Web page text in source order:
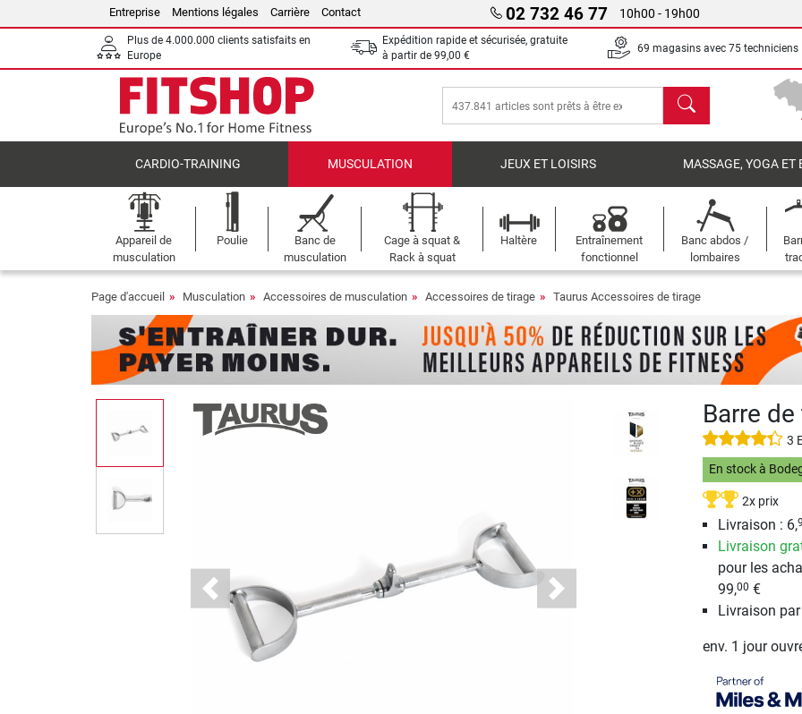
Entreprise Mentions légales Carrière Contact 02 732 46 77 10h00 - 19h00
Plus de 4.000.000 clients satisfaits en
Europe
Expédition rapide et sécurisée, gratuite
à partir de 99,00 €
69 magasins avec 75 techniciens
chercher
CARDIO-TRAINING MUSCULATION JEUX ET LOISIRS MASSAGE, YOGA ET
Appareil de
musculation
Poulie
Banc de
musculation
Cage à squat &
Rack à squat
Haltère
Entraînement
fonctionnel
Banc abdos /
lombaires
Page d'accueil Musculation Accessoires de musculation Accessoires de tirage Taurus Accessoires de tirage
Previous Next
Barre
3
En stock à
2x prix
Livraison : 6,
Livraison
pour les
99,00 €
Livraison
env. 1 jour